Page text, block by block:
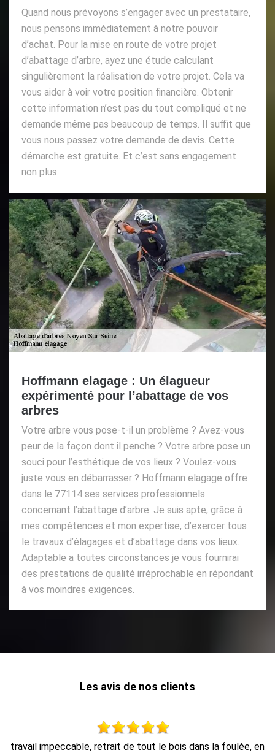
Quand nous prévoyons s’engager avec un prestataire,
nous pensons immédiatement à notre pouvoir
d’achat. Pour la mise en route de votre projet
d’abattage d’arbre, ayez une étude calculant
singulièrement la réalisation de votre projet. Cela va
vous aider à voir votre position financière. Obtenir
cette information n’est pas du tout compliqué et ne
demande même pas beaucoup de temps. Il suffit que
vous nous passez votre demande de devis. Cette
démarche est gratuite. Et c’est sans engagement
non plus.
Hoffmann elagage : Un élagueur
expérimenté pour l’abattage de vos
arbres
Votre arbre vous pose-t-il un problème ? Avez-vous
peur de la façon dont il penche ? Votre arbre pose un
souci pour l’esthétique de vos lieux ? Voulez-vous
juste vous en débarrasser ? Hoffmann elagage offre
dans le 77114 ses services professionnels
concernant l’abattage d’arbre. Je suis apte, grâce à
mes compétences et mon expertise, d’exercer tous
le travaux d’élagages et d’abattage dans vos lieux.
Adaptable a toutes circonstances je vous fournirai
des prestations de qualité irréprochable en répondant
à vos moindres exigences.
Les avis de nos clients
Travail d’élagage impeccable équipe très sympathique À